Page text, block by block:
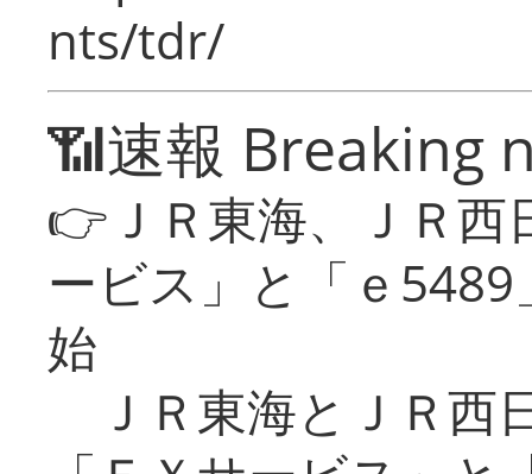
nts/tdr/
📶速報 Breaking
👉ＪＲ東海、ＪＲ
ービス」と「ｅ
始
ＪＲ東海とＪＲ西